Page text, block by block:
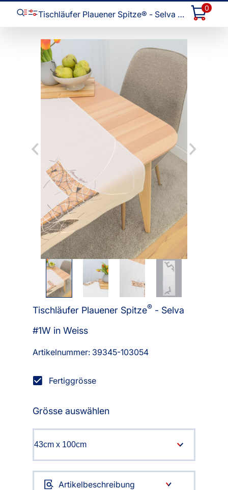
Tischläufer Plauener Spitze® - Selva #1W
0
Tischläufer Plauener Spitze® - Selva
#1W in Weiss
Artikelnummer: 39345-103054
Fertiggrösse
Grösse auswählen
Artikelbeschreibung